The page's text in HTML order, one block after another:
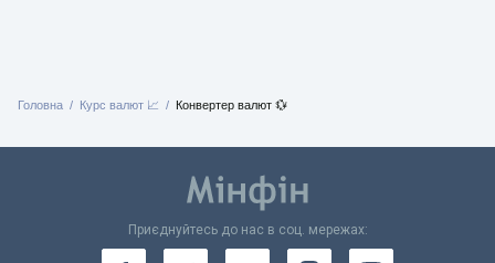
Головна Курс валют 📈 Конвертер валют 💱
Приєднуйтесь до нас в соц. мережах: